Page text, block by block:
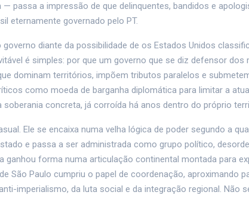
— passa a impressão de que delinquentes, bandidos e
eternamente governado pelo PT.
governo diante da possibilidade de os Estados Unidos
é simples: por que um governo que se diz defensor
dominam territórios, impõem tributos paralelos e
como moeda de barganha diplomática para limitar a
soberania concreta, já corroída há anos dentro do próprio
Ele se encaixa numa velha lógica de poder segundo a
e passa a ser administrada como grupo político,
ganhou forma numa articulação continental montada para
São Paulo cumpriu o papel de coordenação, aproximando
imperialismo, da luta social e da integração regional. Não